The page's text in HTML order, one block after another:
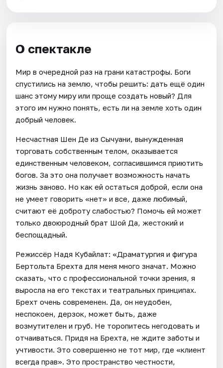
О спектакле
Мир в очередной раз на грани катастрофы. Боги
спустились на землю, чтобы решить: дать ещё один
шанс этому миру или проще создать новый? Для
этого им нужно понять, есть ли на земле хоть один
добрый человек.
Несчастная Шен Де из Сычуани, вынужденная
торговать собственным телом, оказывается
единственным человеком, согласившимся приютить
богов. За это она получает возможность начать
жизнь заново. Но как ей остаться доброй, если она
не умеет говорить «нет» и все, даже любимый,
считают её доброту слабостью? Помочь ей может
только двоюродный брат Шой Да, жестокий и
беспощадный.
Режиссёр Надя Кубайлат: «Драматургия и фигура
Бертольта Брехта для меня много значат. Можно
сказать, что с профессиональной точки зрения, я
выросла на его текстах и театральных принципах.
Брехт очень современен. Да, он неудобен,
неспокоен, дерзок, может быть, даже
возмутителен и груб. Не торопитесь негодовать и
отчаиваться. Придя на Брехта, не ждите заботы и
учтивости. Это совершенно не тот мир, где «клиент
всегда прав». Это пространство честности,